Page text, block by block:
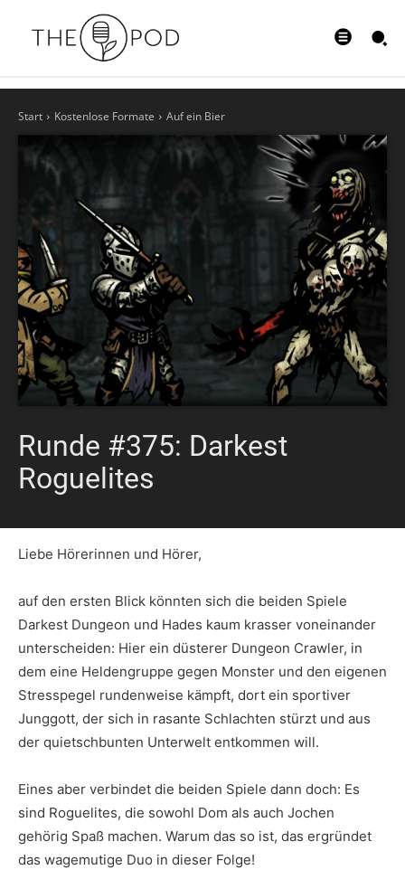
Start Kostenlose Formate Auf ein Bier
Runde #375: Darkest
Roguelites
Liebe Hörerinnen und Hörer,
auf den ersten Blick könnten sich die beiden Spiele
Darkest Dungeon und Hades kaum krasser voneinander
unterscheiden: Hier ein düsterer Dungeon Crawler, in
dem eine Heldengruppe gegen Monster und den eigenen
Stresspegel rundenweise kämpft, dort ein sportiver
Junggott, der sich in rasante Schlachten stürzt und aus
der quietschbunten Unterwelt entkommen will.
Eines aber verbindet die beiden Spiele dann doch: Es
sind Roguelites, die sowohl Dom als auch Jochen
gehörig Spaß machen. Warum das so ist, das ergründet
das wagemutige Duo in dieser Folge!